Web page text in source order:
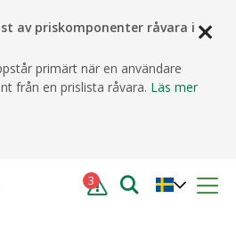
av priskomponenter råvara i
primärt när en användare
från en prislista råvara. Läs mer
3